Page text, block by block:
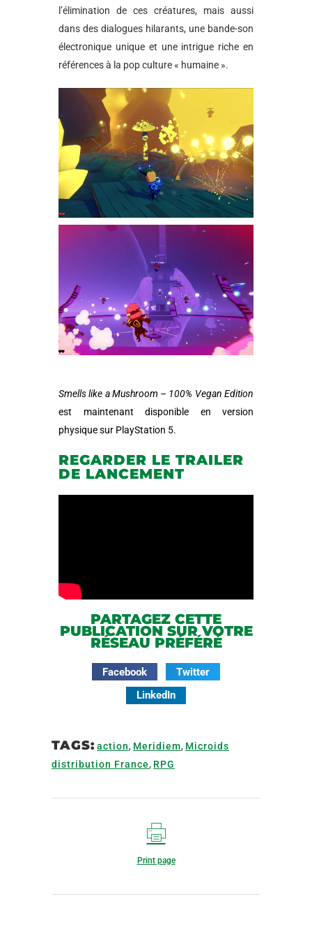
l’élimination de ces créatures, mais aussi
dans des dialogues hilarants, une bande-son
électronique unique et une intrigue riche en
références à la pop culture « humaine ».
Smells like a Mushroom – 100% Vegan Edition
est maintenant disponible en version
physique sur PlayStation 5.
REGARDER LE TRAILER
DE LANCEMENT
PARTAGEZ CETTE
PUBLICATION SUR VOTRE
RÉSEAU PRÉFÉRÉ
Facebook
Twitter
LinkedIn
TAGS: action, Meridiem, Microids
distribution France, RPG
Print page